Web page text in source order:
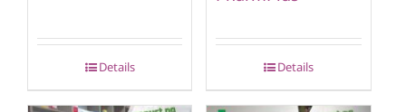
Details Details